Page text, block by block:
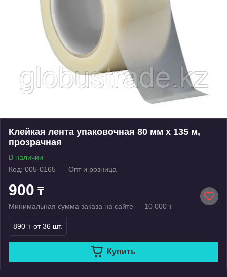
Клейкая лента упаковочная 80 мм х 135 м,
прозрачная
В наличии
Код: 005-0165
Опт и розница
900 ₸
Минимальная сумма заказа на сайте — 10 000 ₸
890 ₸ от 36 шт.
Купить